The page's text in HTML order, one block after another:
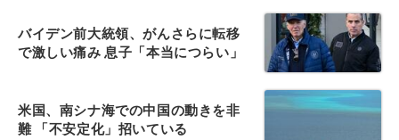
バイデン前大統領、がんさらに転移
で激しい痛み 息子「本当につらい」
米国、南シナ海での中国の動きを非
難 「不安定化」招いている